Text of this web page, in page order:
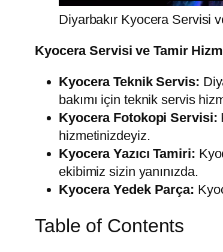
Diyarbakır Kyocera Servisi
Kyocera Servisi ve Tamir
Kyocera Teknik Servis:
bakımı için teknik servis
Kyocera Fotokopi Servisi:
hizmetinizdeyiz.
Kyocera Yazıcı Tamiri:
ekibimiz sizin yanınızda.
Kyocera Yedek Parça:
Table of Contents